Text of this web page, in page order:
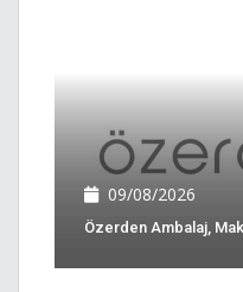
09/08/2026
Özerden Ambalaj,